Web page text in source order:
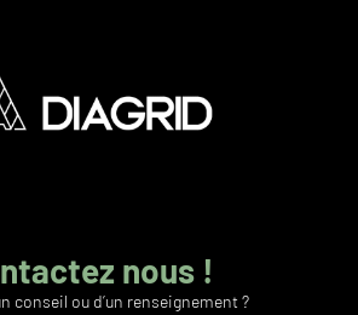
nous !
conseil ou d’un renseignement ?